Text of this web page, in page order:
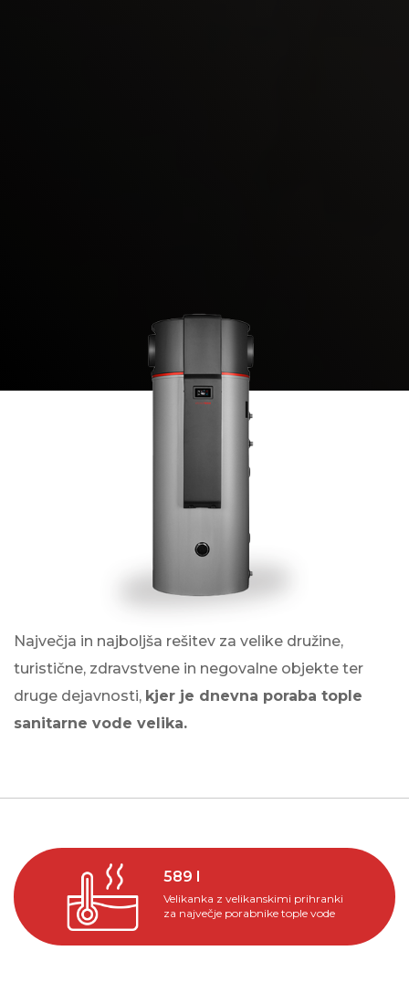
Največja in najboljša rešitev za velike družine,
turistične, zdravstvene in negovalne objekte ter
druge dejavnosti, kjer je dnevna poraba tople
sanitarne vode velika.
589 I
Velikanka z velikanskimi prihranki
za največje porabnike tople vode